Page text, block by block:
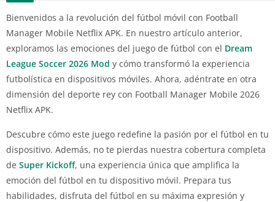
Bienvenidos a la revolución del fútbol móvil con Football
Manager Mobile Netflix APK. En nuestro artículo anterior,
exploramos las emociones del juego de fútbol con el Dream
League Soccer 2026 Mod y cómo transformó la experiencia
futbolística en dispositivos móviles. Ahora, adéntrate en otra
dimensión del deporte rey con Football Manager Mobile 2026
Netflix APK.
Descubre cómo este juego redefine la pasión por el fútbol en tu
dispositivo. Además, no te pierdas nuestra cobertura completa
de Super Kickoff, una experiencia única que amplifica la
emoción del fútbol en tu dispositivo móvil. Prepara tus
habilidades, disfruta del fútbol en su máxima expresión y